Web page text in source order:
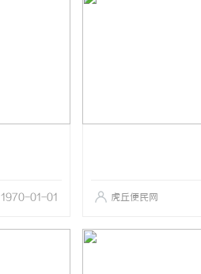
1970-01-01 虎丘便民网